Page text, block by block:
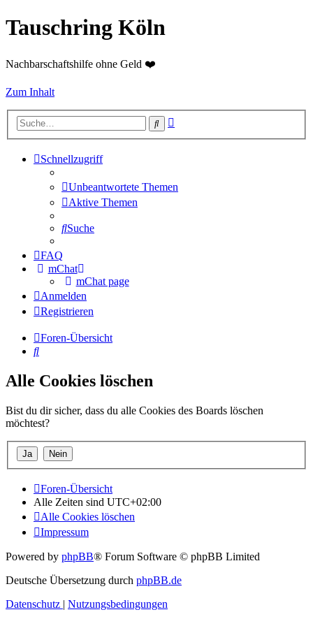
Tauschring Köln
Nachbarschaftshilfe ohne Geld ❤️
Zum Inhalt
Suche
Schnellzugriff
Unbeantwortete Themen
Aktive Themen
Suche
FAQ
mChat
mChat page
Anmelden
Registrieren
Foren-Übersicht
Suche
Alle Cookies löschen
Bist du dir sicher, dass du alle Cookies des Boards löschen
möchtest?
Foren-Übersicht
Alle Zeiten sind UTC+02:00
Alle Cookies löschen
Impressum
Powered by phpBB® Forum Software © phpBB Limited
Deutsche Übersetzung durch phpBB.de
Datenschutz | Nutzungsbedingungen